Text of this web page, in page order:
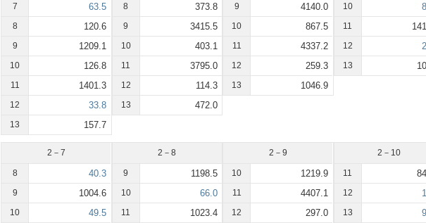
7 63.5
8 120.6
9 1209.1
10 126.8
11 1401.3
12 33.8
13 157.7
8 373.8
9 3415.5
10 403.1
11 3795.0
12 114.3
13 472.0
9 4140.0
10 867.5
11 4337.2
12 259.3
13 1046.9
10
11
12
13
2－7
8 40.3
9 1004.6
10 49.5
2－8
9 1198.5
10 66.0
11 1023.4
2－9
10 1219.9
11 4407.1
12 297.0
2－10
11
12
13